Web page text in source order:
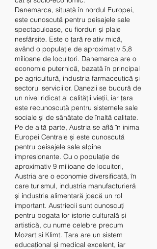
Danemarca, situată în nordul Europei,
este cunoscută pentru peisajele sale
spectaculoase, cu fiorduri și plaje
nesfârșite. Este o țară relativ mică,
având o populație de aproximativ 5,8
milioane de locuitori. Danemarca are o
economie puternică, bazată în principal
pe agricultură, industria farmaceutică și
sectorul serviciilor. Danezii se bucură de
un nivel ridicat al calității vieții, iar țara
este recunoscută pentru sistemele sale
sociale și de sănătate de înaltă calitate.
Pe de altă parte, Austria se află în inima
Europei Centrale și este cunoscută
pentru peisajele sale alpine
impresionante. Cu o populație de
aproximativ 9 milioane de locuitori,
Austria are o economie diversificată, în
care turismul, industria manufacturieră
și industria alimentară joacă un rol
important. Austriecii sunt cunoscuți
pentru bogata lor istorie culturală și
artistică, cu nume celebre precum
Mozart și Klimt. Țara are un sistem
educațional și medical excelent, iar